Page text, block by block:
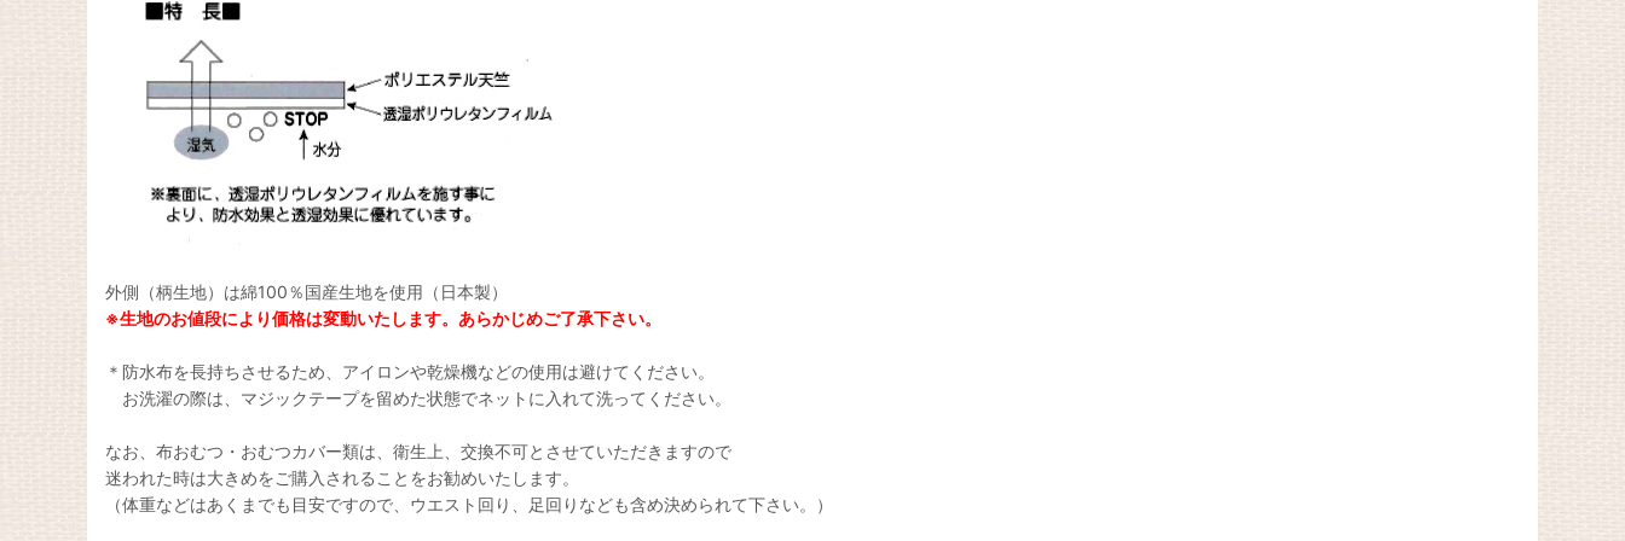
外側（柄生地）は綿100％国産生地を使用（日本製）
※生地のお値段により価格は変動いたします。あらかじめご了承下さい。
＊防水布を長持ちさせるため、アイロンや乾燥機などの使用は避けてください。
お洗濯の際は、マジックテープを留めた状態でネットに入れて洗ってください。
なお、布おむつ・おむつカバー類は、衛生上、交換不可とさせていただきますので
迷われた時は大きめをご購入されることをお勧めいたします。
（体重などはあくまでも目安ですので、ウエスト回り、足回りなども含め決められて下さい。）